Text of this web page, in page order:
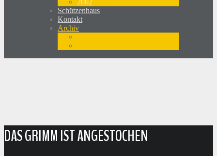
Schützenhaus
Kontakt
Archiv
DAS GRIMM IST ANGESTOCHEN